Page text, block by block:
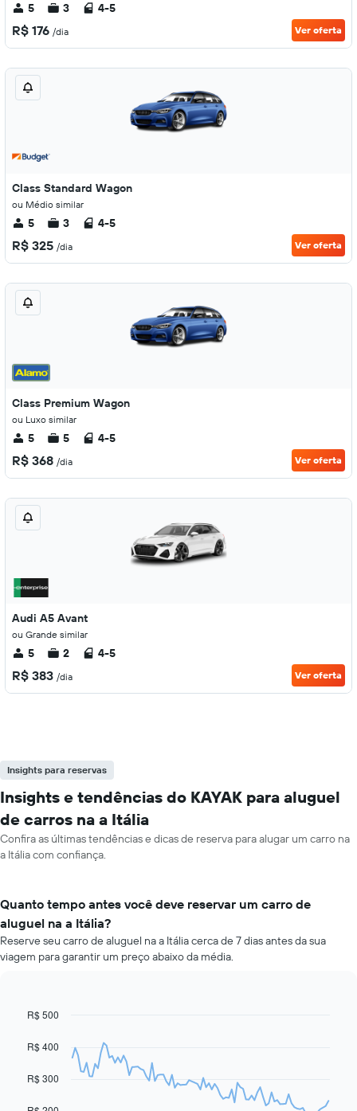
5 3 4-5
R$ 176 /dia Ver oferta
Class Standard Wagon
ou Médio similar
5 3 4-5
R$ 325 /dia Ver oferta
Class Premium Wagon
ou Luxo similar
5 5 4-5
R$ 368 /dia Ver oferta
Audi A5 Avant
ou Grande similar
5 2 4-5
R$ 383 /dia Ver oferta
Insights para reservas
Insights e tendências do KAYAK para aluguel
de carros na a Itália
Confira as últimas tendências e dicas de reserva para alugar um carro na
a Itália com confiança.
Quanto tempo antes você deve reservar um carro de
aluguel na a Itália?
Reserve seu carro de aluguel na a Itália cerca de 7 dias antes da sua
viagem para garantir um preço abaixo da média.
Line
91
points.
Chart
R$ 300
R$ 400
R$ 500